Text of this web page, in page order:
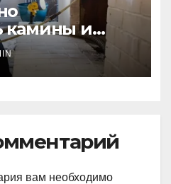
камины и
частота и
вам необходимо